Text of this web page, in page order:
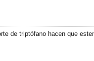
de triptófano hacen que